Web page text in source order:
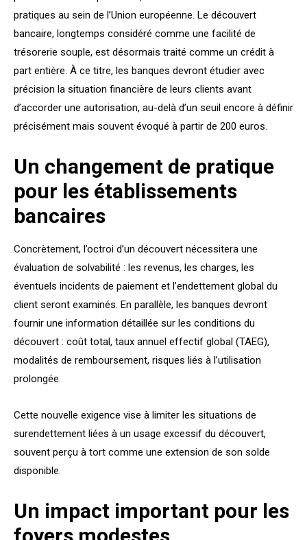
pratiques au sein de l’Union européenne. Le découvert
bancaire, longtemps considéré comme une facilité de
trésorerie souple, est désormais traité comme un crédit à
part entière. À ce titre, les banques devront étudier avec
précision la situation financière de leurs clients avant
d’accorder une autorisation, au-delà d’un seuil encore à définir
précisément mais souvent évoqué à partir de 200 euros.
Un changement de pratique
pour les établissements
bancaires
Concrètement, l’octroi d’un découvert nécessitera une
évaluation de solvabilité : les revenus, les charges, les
éventuels incidents de paiement et l’endettement global du
client seront examinés. En parallèle, les banques devront
fournir une information détaillée sur les conditions du
découvert : coût total, taux annuel effectif global (TAEG),
modalités de remboursement, risques liés à l’utilisation
prolongée.
Cette nouvelle exigence vise à limiter les situations de
surendettement liées à un usage excessif du découvert,
souvent perçu à tort comme une extension de son solde
disponible.
Un impact important pour les